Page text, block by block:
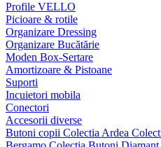
Profile VELLO
Picioare & rotile
Organizare Dressing
Organizare Bucătărie
Moden Box-Sertare
Amortizoare & Pistoane
Suporti
Incuietori mobila
Conectori
Accesorii diverse
Butoni copii Colectia Ardea